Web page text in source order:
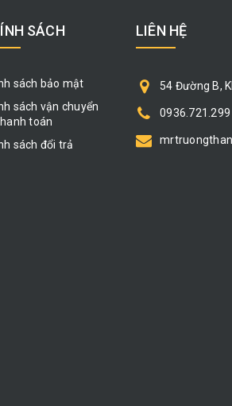
SÁCH
sách bảo mật
sách vận chuyển
toán
sách đổi trả
LIÊN HỆ
54 Đường B,
0936.721.299